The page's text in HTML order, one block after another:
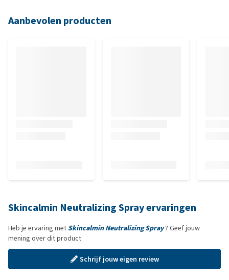
Aanbevolen producten
Skincalmin Neutralizing Spray ervaringen
Heb je ervaring met Skincalmin Neutralizing Spray? Geef jouw
mening over dit product
Schrijf jouw eigen review